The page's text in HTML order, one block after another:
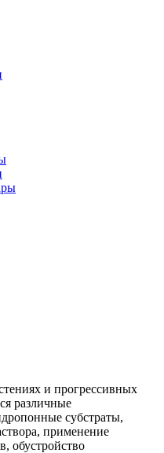
и прогрессивных
различные
субстраты,
применение
обустройство